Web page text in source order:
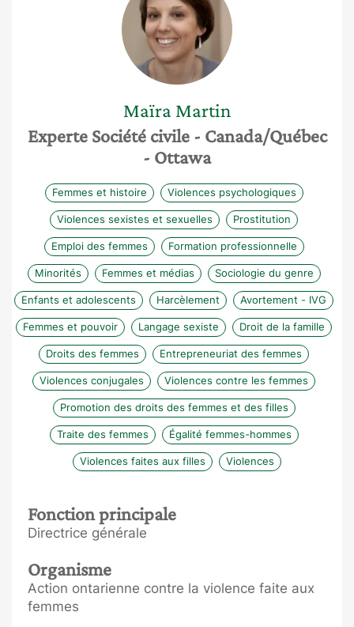
Maïra Martin
Experte Société civile - Canada/Québec
- Ottawa
Femmes et histoire Violences psychologiques
Violences sexistes et sexuelles Prostitution
Emploi des femmes Formation professionnelle
Minorités Femmes et médias Sociologie du genre
Enfants et adolescents Harcèlement Avortement - IVG
Femmes et pouvoir Langage sexiste Droit de la famille
Droits des femmes Entrepreneuriat des femmes
Violences conjugales Violences contre les femmes
Promotion des droits des femmes et des filles
Traite des femmes Égalité femmes-hommes
Violences faites aux filles Violences
Fonction principale
Directrice générale
Organisme
Action ontarienne contre la violence faite aux
femmes